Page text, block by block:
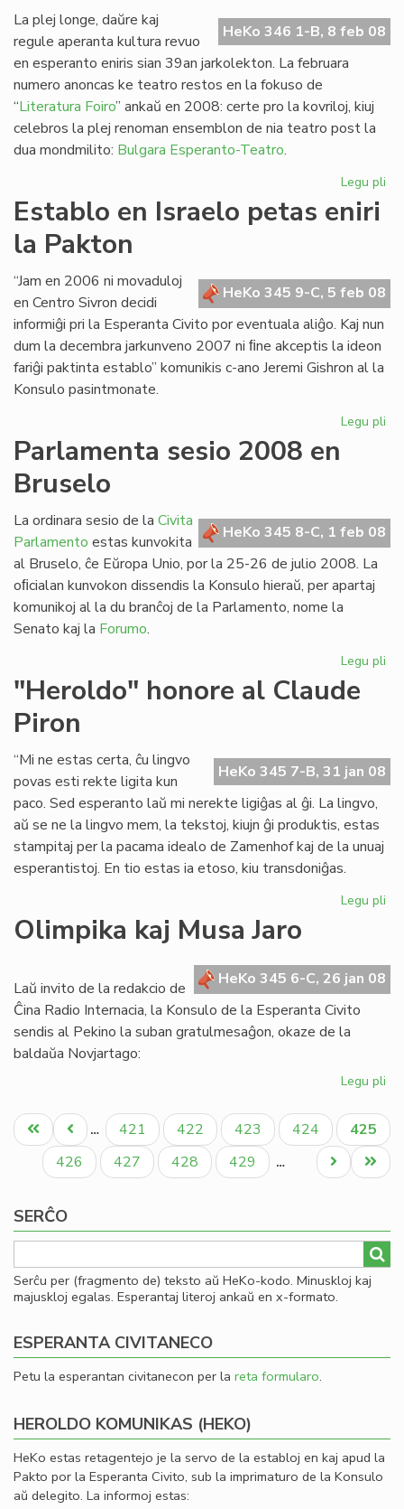
HeKo 346 1-B, 8 feb 08
La plej longe, daŭre kaj
regule aperanta kultura revuo
en esperanto eniris sian 39an jarkolekton. La februara
numero anoncas ke teatro restos en la fokuso de
“Literatura Foiro” ankaŭ en 2008: certe pro la kovriloj, kiuj
celebros la plej renoman ensemblon de nia teatro post la
dua mondmilito: Bulgara Esperanto-Teatro.
Legu pli
de
Establo en Israelo petas eniri
la Pakton
HeKo 345 9-C, 5 feb 08
“Jam en 2006 ni movaduloj
en Centro Sivron decidi
informiĝi pri la Esperanta Civito por eventuala aliĝo. Kaj nun
dum la decembra jarkunveno 2007 ni ﬁne akceptis la ideon
fariĝi paktinta establo” komunikis c-ano Jeremi Gishron al la
Konsulo pasintmonate.
Legu pli
Parlamenta sesio 2008 en
Bruselo
HeKo 345 8-C, 1 feb 08
La ordinara sesio de la Civita
Parlamento estas kunvokita
al Bruselo, ĉe Eŭropa Unio, por la 25-26 de julio 2008. La
oﬁcialan kunvokon dissendis la Konsulo hieraŭ, per apartaj
komunikoj al la du branĉoj de la Parlamento, nome la
Senato kaj la Forumo.
Legu pli
"Heroldo" honore al Claude
Piron
HeKo 345 7-B, 31 jan 08
“Mi ne estas certa, ĉu lingvo
povas esti rekte ligita kun
paco. Sed esperanto laŭ mi nerekte ligiĝas al ĝi. La lingvo,
aŭ se ne la lingvo mem, la tekstoj, kiujn ĝi produktis, estas
stampitaj per la pacama idealo de Zamenhof kaj de la unuaj
esperantistoj. En tio estas ia etoso, kiu transdoniĝas.
Legu pli
Olimpika kaj Musa Jaro
HeKo 345 6-C, 26 jan 08
Laŭ invito de la redakcio de
Ĉina Radio Internacia, la Konsulo de la Esperanta Civito
sendis al Pekino la suban gratulmesaĝon, okaze de la
baldaŭa Novjartago:
Legu pli
kaj
Pagination
Unua
paĝo
Antaŭa
paĝo
… Paĝo
421 Paĝo
422 Paĝo
423 Paĝo
424
Aktuala
paĝo
425
Paĝo
426 Paĝo
427 Paĝo
428 Paĝo
429 …
Last
page
Next
page
SERĈO
Serĉu per (fragmento de) teksto aŭ HeKo-kodo. Minuskloj kaj
majuskloj egalas. Esperantaj literoj ankaŭ en x-formato.
ESPERANTA CIVITANECO
Petu la esperantan civitanecon per la reta formularo.
HEROLDO KOMUNIKAS (HEKO)
HeKo estas retagentejo je la servo de la establoj en kaj apud la
Pakto por la Esperanta Civito, sub la imprimaturo de la Konsulo
aŭ delegito. La informoj estas: